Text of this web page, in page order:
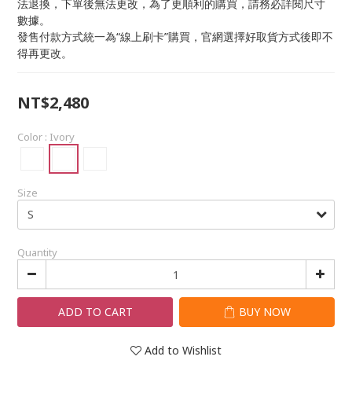
法退換，下單後無法更改，為了更順利的購買，請務必詳閱尺寸
數據。
發售付款方式統一為“線上刷卡”購買，官網選擇好取貨方式後即不
得再更改。
NT$2,480
Color : Ivory
Size
Quantity
ADD TO CART BUY NOW
Add to Wishlist